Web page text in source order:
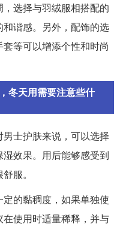
选择与羽绒服相搭配的
谐感。另外，配饰的选
等可以增添个性和时尚
冬天用需要注意些什
士护肤来说，可以选择
效果。用后能够感受到
服。
的黏稠度，如果单独使
使用时适量稀释，并与